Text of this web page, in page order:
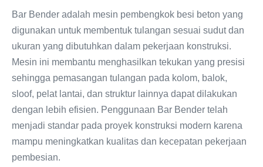
Bar Bender adalah mesin pembengkok besi beton yang
digunakan untuk membentuk tulangan sesuai sudut dan
ukuran yang dibutuhkan dalam pekerjaan konstruksi.
Mesin ini membantu menghasilkan tekukan yang presisi
sehingga pemasangan tulangan pada kolom, balok,
sloof, pelat lantai, dan struktur lainnya dapat dilakukan
dengan lebih efisien. Penggunaan Bar Bender telah
menjadi standar pada proyek konstruksi modern karena
mampu meningkatkan kualitas dan kecepatan pekerjaan
pembesian.